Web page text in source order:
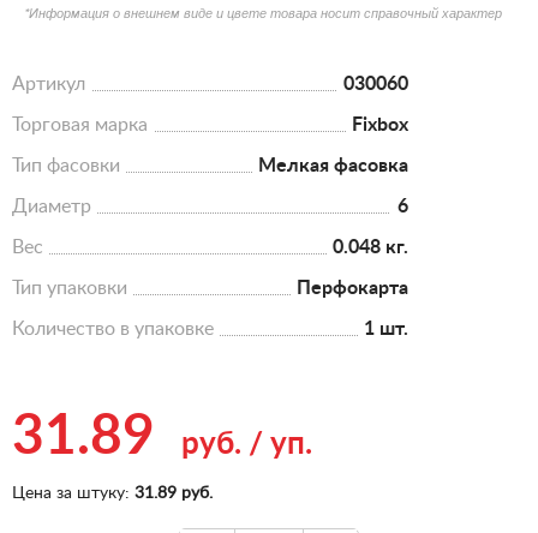
*Информация о внешнем виде и цвете товара носит справочный характер
Артикул 030060
Торговая марка Fixbox
Тип фасовки Мелкая фасовка
Диаметр 6
Вес 0.048 кг.
Тип упаковки Перфокарта
Количество в упаковке 1 шт.
31.89 руб. / уп.
Цена за штуку: 31.89 руб.